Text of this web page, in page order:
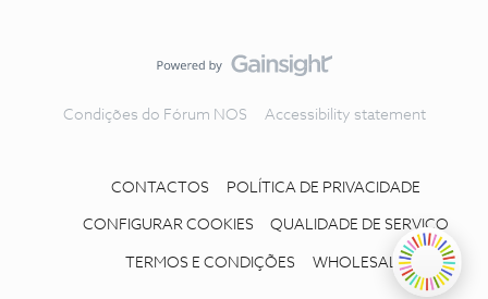
Condições do Fórum NOS Accessibility statement
CONTACTOS POLÍTICA DE PRIVACIDADE
CONFIGURAR COOKIES QUALIDADE DE SERVIÇO
TERMOS E CONDIÇÕES WHOLESALE